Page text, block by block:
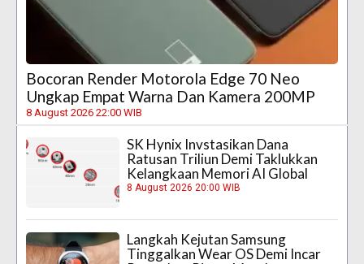
Bocoran Render Motorola Edge 70 Neo
Ungkap Empat Warna Dan Kamera 200MP
8 August 2026 22:00 WIB
SK Hynix Invstasikan Dana
Ratusan Triliun Demi Taklukkan
Kelangkaan Memori AI Global
8 August 2026 20:00 WIB
Langkah Kejutan Samsung
Tinggalkan Wear OS Demi Incar